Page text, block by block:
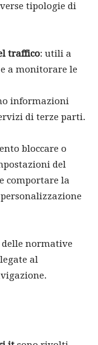
tipologie di
traffico: utili a
a monitorare le
informazioni
di terze parti.
bloccare o
del
comportare la
delle normative
al